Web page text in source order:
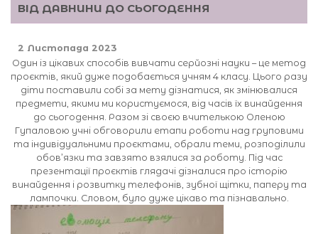
ВІД ДАВНИНИ ДО СЬОГОДЕННЯ
2 Листопада 2023
Один із цікавих способів вивчати серйозні науки – це метод
проєктів, який дуже подобається учням 4 класу. Цього разу
діти поставили собі за мету дізнатися, як змінювалися
предмети, якими ми користуємося, від часів їх винайдення
до сьогодення. Разом зі своєю вчителькою Оленою
Гупаловою учні обговорили етапи роботи над груповими
та індивідуальними проєктами, обрали теми, розподілили
обов’язки та завзято взялися за роботу. Під час
презентації проєктів глядачі дізналися про історію
винайдення і розвитку телефонів, зубної щітки, паперу та
лампочки. Словом, було дуже цікаво та пізнавально.